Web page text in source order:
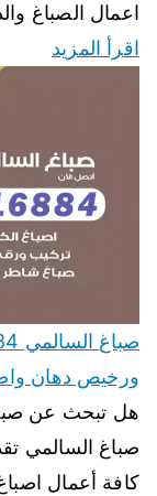
اعمال الصباغ
اقرأ المزيد
ورخيص دهان
هل تبحث عن
صباغ السالمي
كافة أعمال